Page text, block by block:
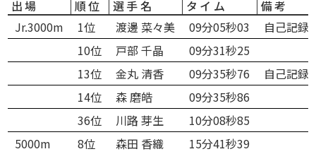
出場 順位 選手名 タイム
備考
Jr.3000m
1位 渡邊 菜々美 09分05秒03
自己記録
10位
戸部 千晶
09分31秒25
13位
金丸 清香 09分35秒76
自己記録
14位
森 磨皓
09分35秒86
36位
川路 芽生
10分08秒85
5000m
8位 森田 香織
15分41秒39